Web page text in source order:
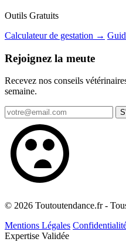
Outils Gratuits
Calculateur de gestation →
Rejoignez la meute
Recevez nos conseils
semaine.
© 2026 Toutoutendance.fr -
Mentions Légales
Expertise Validée